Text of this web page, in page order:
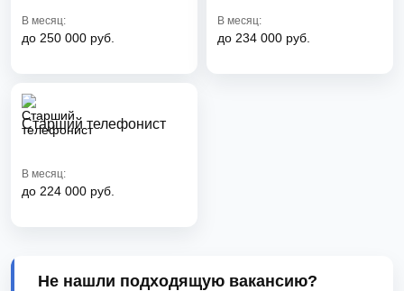
В месяц:
до 250 000 руб.
В месяц:
до 234 000 руб.
Старший телефонист
В месяц:
до 224 000 руб.
Не нашли подходящую вакансию?